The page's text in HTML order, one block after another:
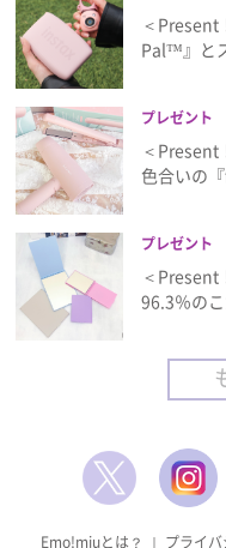
＜
Pal™』と
プレゼント
＜Present
色合いの
プレゼント
＜Present
96.3％の
Emo!miuとは？ ｜ プライ